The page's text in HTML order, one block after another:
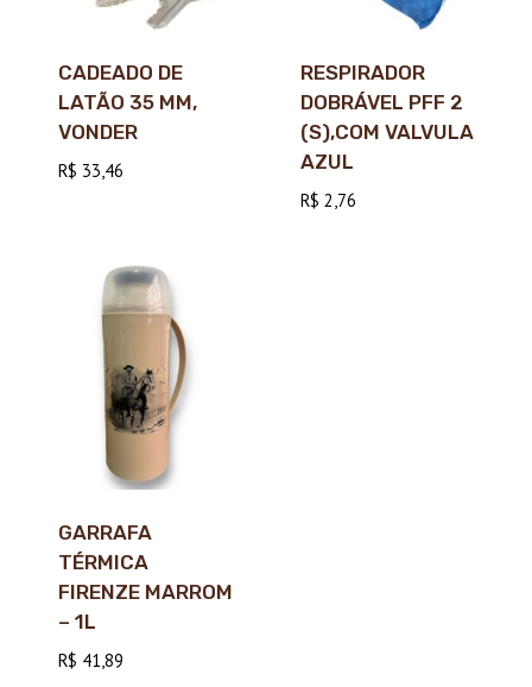
CADEADO DE
LATÃO 35 MM,
VONDER
R$ 33,46
RESPIRADOR
DOBRÁVEL PFF 2
(S),COM VALVULA
AZUL
R$ 2,76
GARRAFA
TÉRMICA
FIRENZE MARROM
– 1L
R$ 41,89